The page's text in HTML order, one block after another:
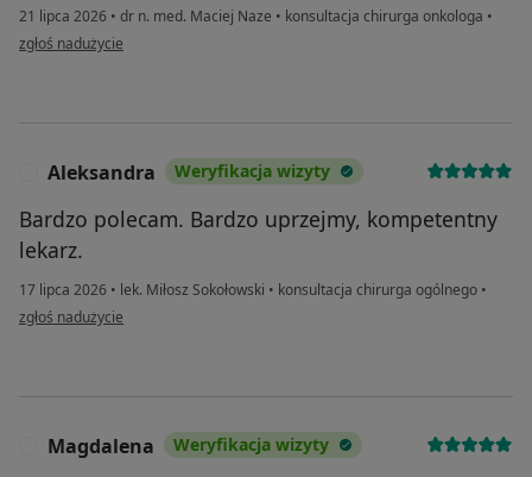
21 lipca 2026 • dr n. med. Maciej Naze • konsultacja chirurga onkologa •
w opinii użytkownika DK
zgłoś nadużycie
Aleksandra Weryfikacja wizyty
Bardzo polecam. Bardzo uprzejmy, kompetentny
lekarz.
17 lipca 2026 • lek. Miłosz Sokołowski • konsultacja chirurga ogólnego •
w opinii użytkownika Aleksandra
zgłoś nadużycie
Magdalena Weryfikacja wizyty